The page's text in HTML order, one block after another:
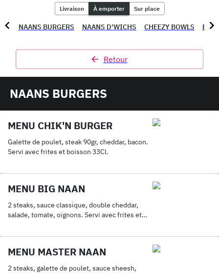
NAANS BURGERS NAANS D’WICHS CHEEZY BOWLS
Livraison À emporter Sur place
Retour
NAANS BURGERS
MENU CHIK'N BURGER
Galette de poulet, steak 90gr, cheddar, bacon.
Servi avec frites et boisson 33Cl.
MENU BIG NAAN
2 steaks, sauce classique, double cheddar,
salade, tomate, oignons. Servi avec frites et
MENU MASTER NAAN
2 steaks, galette de poulet, sauce sheesh,